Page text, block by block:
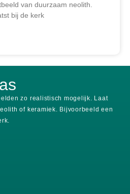
van duurzaam neolith.
bij de kerk
zo realistisch mogelijk. Laat
of keramiek.
Bijvoorbeeld een